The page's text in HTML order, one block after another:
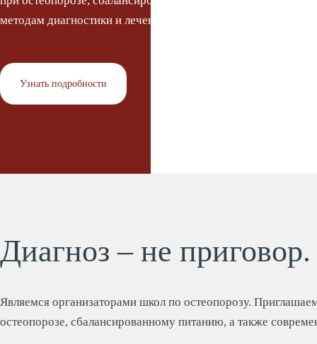
методам диагностики и лечения заболевания.
Узнать подробности
Диагноз – не
Являемся организаторами школ по остеопорозу.
остеопорозе, сбалансированному питанию, а также